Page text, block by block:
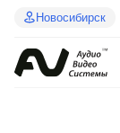
Новосибирск